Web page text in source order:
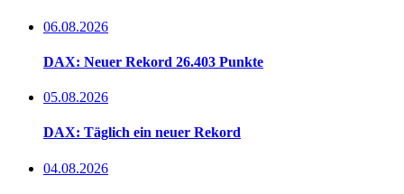
06.08.2026
DAX: Neuer Rekord 26.403 Punkte
05.08.2026
DAX: Täglich ein neuer Rekord
04.08.2026